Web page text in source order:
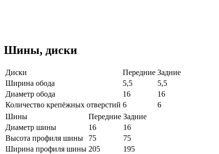
Шины, диски
Диски Передние Задние
Ширина обода
5,5
5,5
Диаметр обода
16
16
Количество крепёжных отверстий 6
6
Шины
Передние Задние
Диаметр шины
16
16
Высота профиля шины
75
75
Ширина профиля шины 205 195